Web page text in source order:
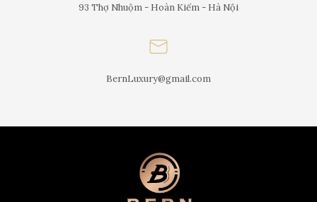
93 Thợ Nhuộm - Hoàn Kiếm - Hà Nội
BernLuxury@gmail.com